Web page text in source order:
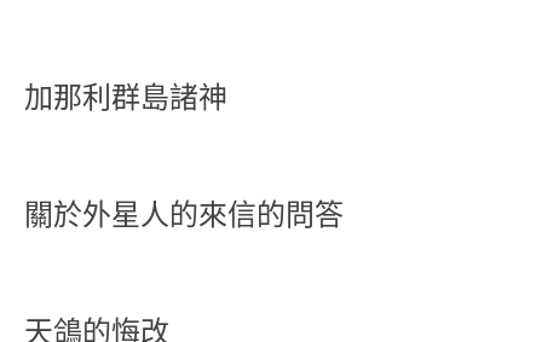
加那利群島諸神
關於外星人的來信的問答
天鴿的悔改